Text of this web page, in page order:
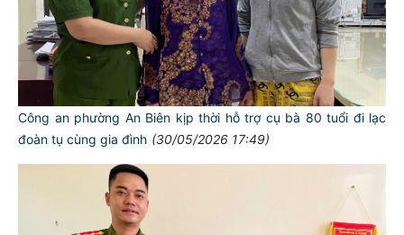
Công an phường An Biên kịp thời hỗ trợ cụ bà 80 tuổi đi lạc
đoàn tụ cùng gia đình (30/05/2026 17:49)